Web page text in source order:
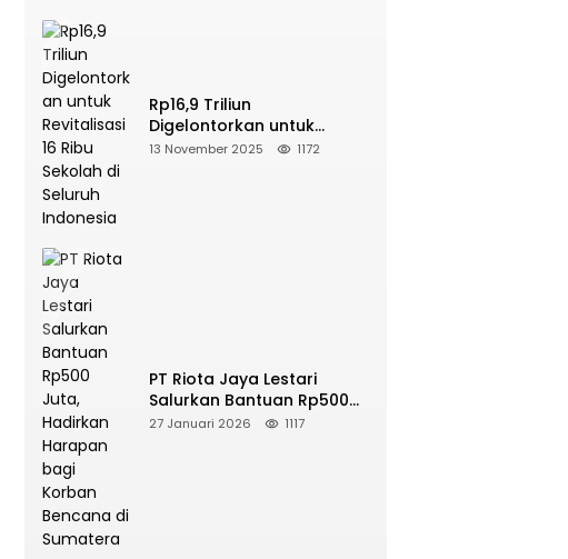
Rp16,9 Triliun
Digelontorkan untuk
Revitalisasi 16 Ribu Sekolah
13 November 2025 1172
PT Riota Jaya Lestari
Salurkan Bantuan Rp500
Juta, Hadirkan Harapan
27 Januari 2026 1117